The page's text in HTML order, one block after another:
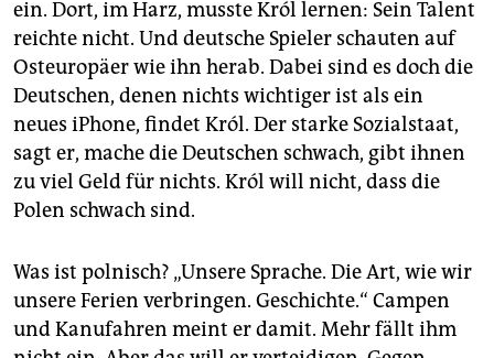
ein. Dort, im Harz, musste Król lernen: Sein Talent
reichte nicht. Und deutsche Spieler schauten auf
Osteuropäer wie ihn herab. Dabei sind es doch die
Deutschen, denen nichts wichtiger ist als ein
neues iPhone, findet Król. Der starke Sozialstaat,
sagt er, mache die Deutschen schwach, gibt ihnen
zu viel Geld für nichts. Król will nicht, dass die
Polen schwach sind.
Was ist polnisch? „Unsere Sprache. Die Art, wie wir
unsere Ferien verbringen. Geschichte.“ Campen
und Kanufahren meint er damit. Mehr fällt ihm